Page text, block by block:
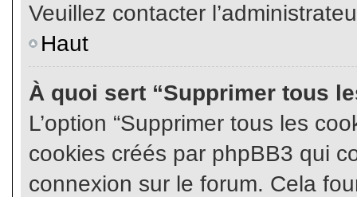
Veuillez contacter
Haut
À quoi sert “Supprimer tous
L’option “Supprimer tous les
cookies créés par phpBB3 qui
connexion sur le forum. Cela